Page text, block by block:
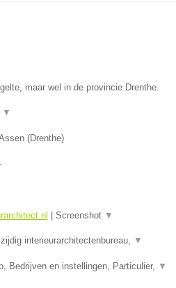
maar wel in de provincie Drenthe.
▼
(Drenthe)
Screenshot ▼
interieurarchitectenbureau, ▼
Bedrijven en instellingen, Particulier, ▼